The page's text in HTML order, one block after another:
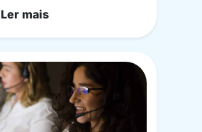
Ler mais